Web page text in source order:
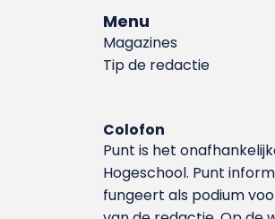
Menu
Magazines
Tip de redactie
Colofon
Punt is het
Hoge­school. Punt
fungeert als podium